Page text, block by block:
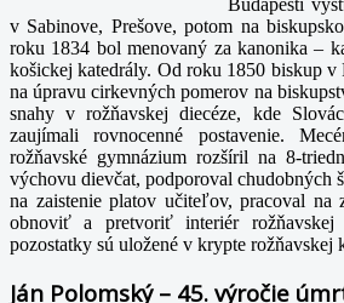
v Sabinove, Prešove, potom na
roku 1834 bol menovaný za kanonika –
košickej katedrály. Od roku 1850 biskup v
na úpravu cirkevných pomerov na
snahy v rožňavskej diecéze, kde
zaujímali rovnocenné postavenie.
rožňavské gymnázium rozšíril na 8-
výchovu dievčat, podporoval chudobných
na zaistenie platov učiteľov, pracoval na
obnoviť a pretvoriť interiér rožňavskej
pozostatky sú uložené v krypte rožňavskej
Ján Polomský – 45. výročie